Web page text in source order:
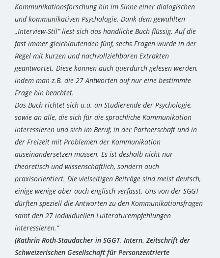
Kommunikationsforschung hin im Sinne einer dialogischen
und kommunikativen Psychologie. Dank dem gewählten
„Interview-Stil” liest sich das handliche Buch flüssig. Auf die
fast immer gleichlautenden fünf, sechs Fragen wurde in der
Regel mit kurzen und nachvollziehbaren Extrakten
geantwortet. Diese können auch querdurch gelesen werden,
indem man z.B. die 27 Antworten auf nur eine bestimmte
Frage hin beachtet.
Das Buch richtet sich u.a. an Studierende der Psychologie,
sowie an alle, die sich für die sprachliche Kommunikation
interessieren und sich im Beruf, in der Partnerschaft und in
der Freizeit mit Problemen der Kommunikation
auseinandersetzen müssen. Es ist deshalb nicht nur
theoretisch und wissenschaftlich, sondern auch
praxisorientiert. Die vielseitigen Beiträge sind meist deutsch,
einige wenige aber auch englisch verfasst. Uns von der SGGT
dürften speziell die Antworten zu den Kommunikationsfragen
samt den 27 individuellen Luiteraturempfehlungen
interessieren.”
(Kathrin Roth-Staudacher in SGGT, Intern. Zeitschrift der
Schweizerischen Gesellschaft für Personzentrierte